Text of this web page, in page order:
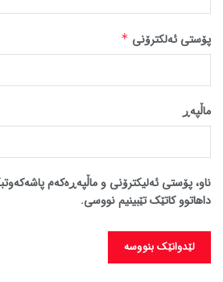
پۆستی ئەلکترۆنی *
ماڵپه‌ڕ
ناو، پۆستی ئەلیکترۆنی و ماڵپەڕەکەم
داهاتوو کاتێک تێبینیم نووسی.